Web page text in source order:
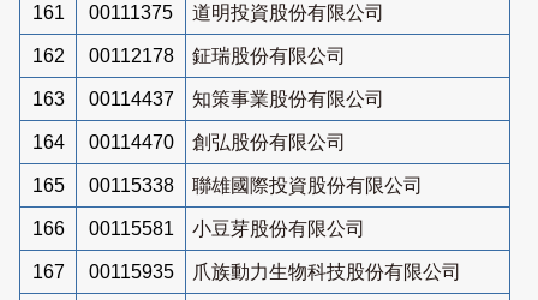
161 00111375 道明投資股份有限公司
162 00112178 鉦瑞股份有限公司
163 00114437 知策事業股份有限公司
164 00114470 創弘股份有限公司
165 00115338 聯雄國際投資股份有限公司
166 00115581 小豆芽股份有限公司
167 00115935 爪族動力生物科技股份有限公司